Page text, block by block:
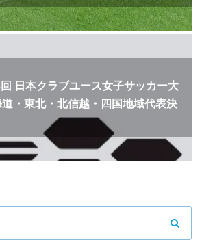
日本クラブユース女子サッカー大
・東北・北信越・四国地域代表決